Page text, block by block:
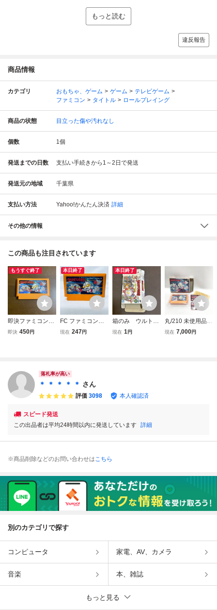
もっと読む
違反報告
商品情報
カテゴリ おもちゃ、ゲーム ゲーム
テレビゲーム
ファミコン
タイトル ロールプレイング
商品の状態 目立った傷や汚れなし
個数 1個
発送までの日数 支払い手続きから1～2日で発送
発送元の地域 千葉県
支払い方法 Yahoo!かんたん決済 詳細
その他の情報
この商品も注目されています
もうすぐ終了
即決ファミコンソ
フト ウルトラマン
即決 450円
本日終了
FC ファミコンソ
フト ウルトラマン
現在 247円
本日終了
箱のみ ウルトラ
マン倶楽部 怪獣
現在 1円
丸/210 未使用品 F
C ファミコンソフ
現在 7,000円
落札率が高い
＊ ＊ ＊ ＊ ＊ さん
評価 3098 本人確認済
スピード発送
この出品者は平均24時間以内に発送しています 詳細
※商品削除などのお問い合わせはこちら
別のカテゴリで探す
コンピュータ 家電、AV、カメラ
音楽 本、雑誌
もっと見る